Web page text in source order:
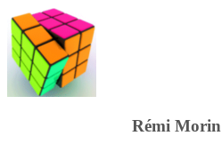
Rémi Morin